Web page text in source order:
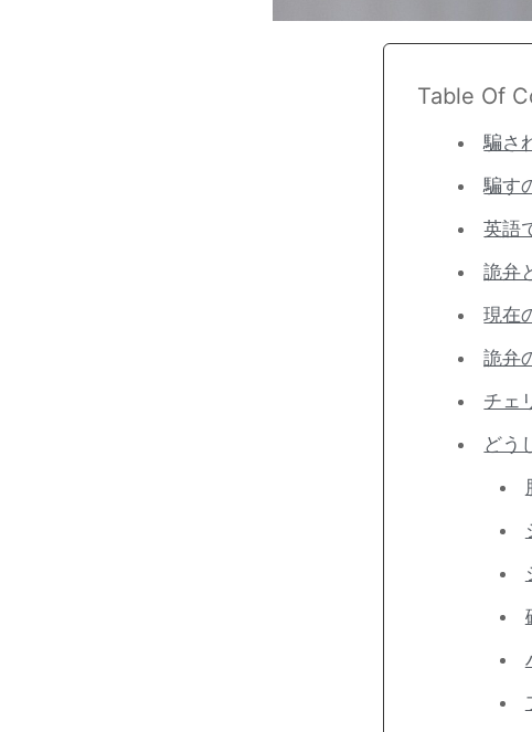
Table Of
騙さ
騙す
英語
詭弁
現在
詭弁
チェ
どう